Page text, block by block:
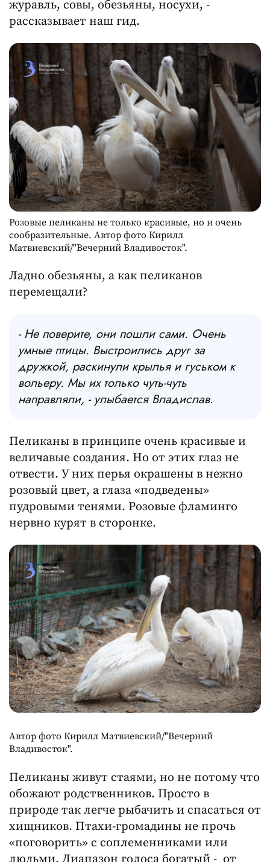
рассказывает наш гид.
Розовые пеликаны не только красивые, но и очень
сообразительные. Автор фото Кирилл
Матвиевский/"Вечерний Владивосток".
Ладно обезьяны, а как пеликанов
перемещали?
- Не поверите, они пошли сами. Очень
умные птицы. Выстроились друг за
дружкой, раскинули крылья и гуськом к
вольеру. Мы их только чуть-чуть
направляли, - улыбается Владислав.
Пеликаны в принципе очень красивые и
величавые создания. Но от этих глаз не
отвести. У них перья окрашены в нежно
розовый цвет, а глаза «подведены»
пудровыми тенями. Розовые фламинго
нервно курят в сторонке.
Автор фото Кирилл Матвиевский/"Вечерний
Владивосток".
Пеликаны живут стаями, но не потому что
обожают родственников. Просто в
природе так легче рыбачить и спасаться от
хищников. Птахи-громадины не прочь
«поговорить» с соплеменниками или
людьми. Диапазон голоса богатый - от